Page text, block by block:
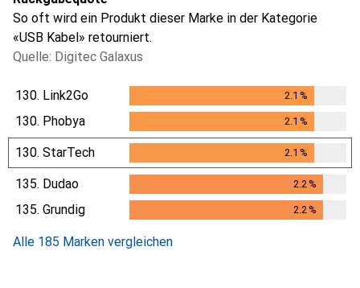
So oft wird ein Produkt dieser Marke in der Kategorie
«USB Kabel» retourniert.
Quelle: Digitec Galaxus
130. Link2Go 2.1 %
2.1%
130. Phobya 2.1 %
2.1%
130. StarTech 2.1 %
2.1%
135. Dudao 2.2 %
2.2%
135. Grundig 2.2 %
Alle 185 Marken vergleichen